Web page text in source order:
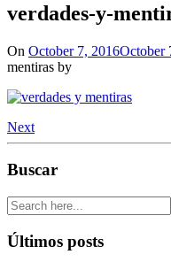
verdades-y-
On October 7, 2016October
mentiras by
Next
Buscar
Últimos posts